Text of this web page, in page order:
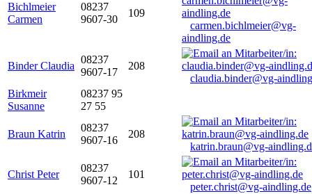
Bichlmeier
Carmen
08237
9607-30
109
carmen.bichlmeier@vg-
aindling.de
Binder Claudia
08237
9607-17
208
claudia.binder@vg-
Birkmeir
Susanne
08237 95
27 55
Braun Katrin
08237
9607-16
208
katrin.braun@vg-
Christ Peter
08237
9607-12
101
peter.christ@vg-aindling.de